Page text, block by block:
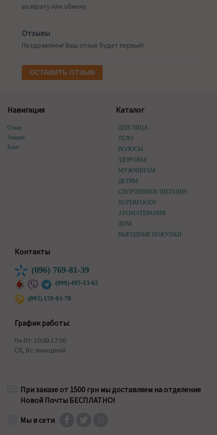
возврату или обмену
Отзывы
Поздравляем! Ваш отзыв будет первый!
ОСТАВИТЬ ОТЗЫВ
Навигация
О нас
Акции
Блог
Каталог
ДЛЯ ЛИЦА
ТЕЛО
ВОЛОСЫ
ЗДОРОВЬЕ
МУЖЧИНАМ
ДЕТЯМ
СПОРТИВНОЕ ПИТАНИЕ
SUPERFOODS
АРОМАТЕРАПИЯ
ДОМ
ВЫГОДНЫЕ ПОКУПКИ
Контакты
(096) 769-81-39
(099) 495-13-65
(093) 159-93-78
График работы:
Пн-Пт: 10:00-17:00
Сб, Вс: выходной
При заказе от 1500 грн мы доставляем на отделение
Новой Почты БЕСПЛАТНО!
Мы в сети